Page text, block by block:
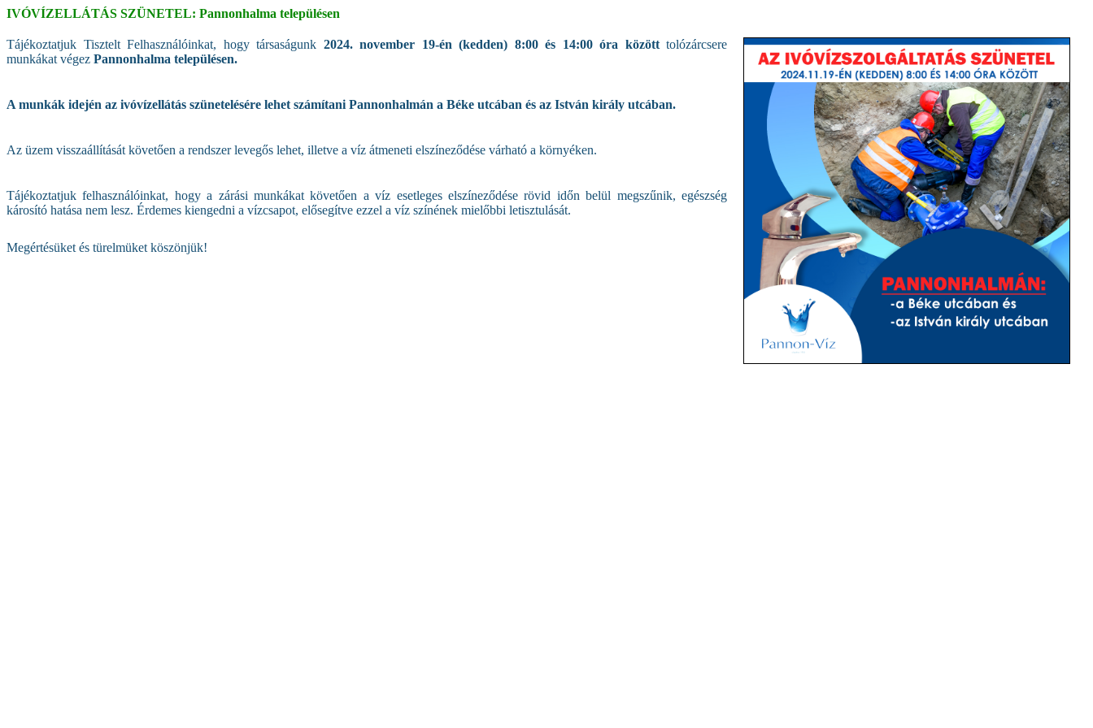
IVÓVÍZELLÁTÁS SZÜNETEL: Pannonhalma településen
Tájékoztatjuk Tisztelt Felhasználóinkat, hogy társaságunk 2024. november 19-én (kedden) 8:00 és 14:00 óra közötttolózárcsere
munkákat végez Pannonhalma településen.
A munkák idején az ivóvízellátás szünetelésére lehet számítani Pannonhalmán a Béke utcában és az István király utcában.
Az üzem visszaállítását követően a rendszer levegős lehet, illetve a víz átmeneti elszíneződése várható a környéken.
Tájékoztatjuk felhasználóinkat, hogy a zárási munkákat követően a víz esetleges elszíneződése rövid időn belül megszűnik, egészség
károsító hatása nem lesz. Érdemes kiengedni a vízcsapot, elősegítve ezzel a víz színének mielőbbi letisztulását.
Megértésüket és türelmüket köszönjük!